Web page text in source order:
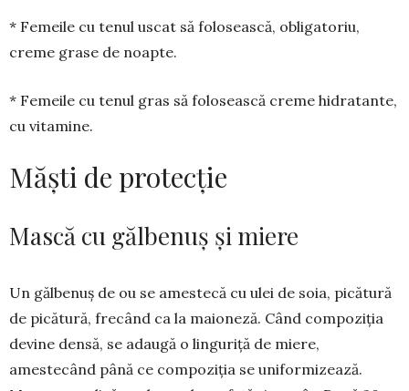
* Femeile cu tenul uscat să folo­sească, obligatoriu,
creme grase de noapte.
* Femeile cu tenul gras să folo­sească creme hidratante,
cu vitamine.
Măști de protecție
Mască cu gălbenuș și miere
Un gălbenuș de ou se amestecă cu ulei de soia, picătură
de picătură, fre­când ca la maioneză. Când compo­zi­ția
de­vine den­să, se adaugă o lingu­riță de miere,
amestecând pâ­nă ce com­poziția se unifor­mizează.